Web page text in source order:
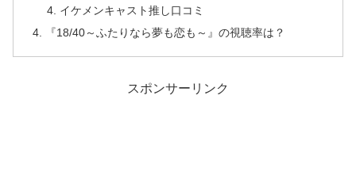
イケメンキャスト推し口コミ
『18/40～ふたりなら夢も恋も～』の視聴率は？
スポンサーリンク